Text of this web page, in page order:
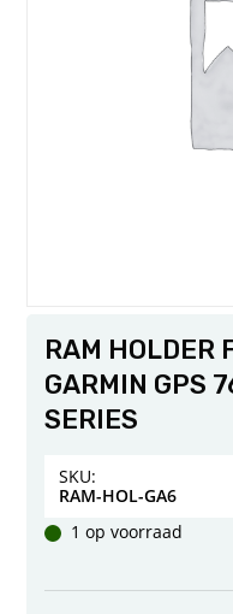
RAM HOLDER
GARMIN GPS
SERIES
SKU:
RAM-HOL-GA6
1 op voorraad